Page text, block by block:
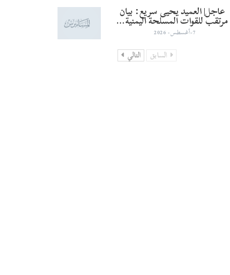
عاجل| العميد يحيى سريع: بيان
مرتقب للقوات المسلحة اليمنية…
7-أغسطس- 2026
السابق التالي